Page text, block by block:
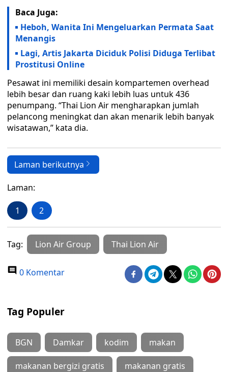
Baca Juga:
Heboh, Wanita Ini Mengeluarkan Permata Saat
Menangis
Lagi, Artis Jakarta Diciduk Polisi Diduga Terlibat
Prostitusi Online
Pesawat ini memiliki desain kompartemen overhead
lebih besar dan ruang kaki lebih luas untuk 436
penumpang. “Thai Lion Air mengharapkan jumlah
pelancong meningkat dan akan menarik lebih banyak
wisatawan,” kata dia.
Laman berikutnya
Laman:
1 2
Tag: Lion Air Group Thai Lion Air
0 Komentar
Tag Populer
BGN Damkar kodim makan
makanan bergizi gratis makanan gratis